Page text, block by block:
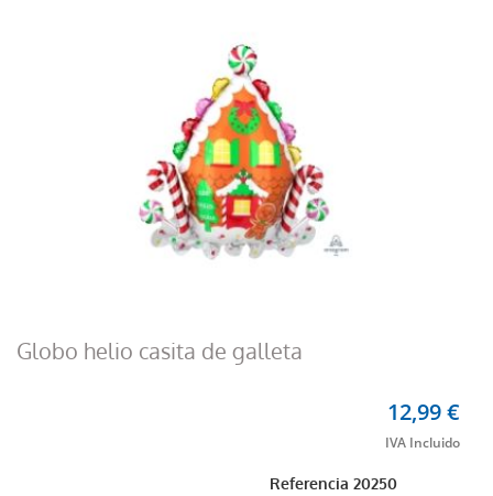
Globo helio casita de galleta
Referencia20250
12,99 €